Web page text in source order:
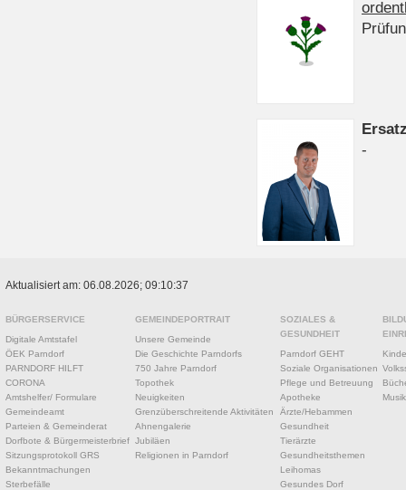
-
Aktualisiert am: 06.08.2026; 09:10:37
BÜRGERSERVICE
Digitale Amtstafel
ÖEK Parndorf
PARNDORF HILFT
CORONA
Amtshelfer/ Formulare
Gemeindeamt
Parteien & Gemeinderat
Dorfbote & Bürgermeisterbrief
Sitzungsprotokoll GRS
Bekanntmachungen
Sterbefälle
GEMEINDEPORTRAIT
Unsere Gemeinde
Die Geschichte Parndorfs
750 Jahre Parndorf
Topothek
Neuigkeiten
Grenzüberschreitende Aktivitäten
Ahnengalerie
Jubiläen
Religionen in Parndorf
SOZIALES &
GESUNDHEIT
Parndorf GEHT
Soziale Organisationen
Pflege und Betreuung
Apotheke
Ärzte/Hebammen
Gesundheit
Tierärzte
Gesundheitsthemen
Leihomas
Gesundes Dorf